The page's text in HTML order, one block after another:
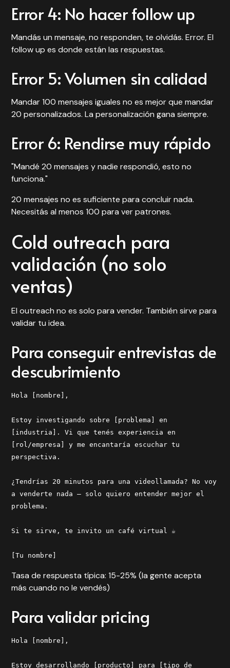
Error 4: No hacer follow up
Mandás un mensaje, no responden, te olvidás. Error. El
follow up es donde están las respuestas.
Error 5: Volumen sin calidad
Mandar 100 mensajes iguales no es mejor que mandar
20 personalizados. La personalización gana siempre.
Error 6: Rendirse muy rápido
"Mandé 20 mensajes y nadie respondió, esto no
funciona."
20 mensajes no es suficiente para concluir nada.
Necesitás al menos 100 para ver patrones.
Cold outreach para
validación (no solo
ventas)
El outreach no es solo para vender. También sirve para
validar tu idea.
Para conseguir entrevistas de
descubrimiento
Hola [nombre],
Estoy investigando sobre [problema] en
[industria]. Vi que tenés experiencia en
[rol/empresa] y me encantaría escuchar tu
perspectiva.
¿Tendrías 20 minutos para una videollamada? No voy
a venderte nada — solo quiero entender mejor el
problema.
Si te sirve, te invito un café virtual ☕
[Tu nombre]
Tasa de respuesta típica: 15-25% (la gente acepta
más cuando no le vendés)
Para validar pricing
Hola [nombre],
Estoy desarrollando [producto] para [tipo de